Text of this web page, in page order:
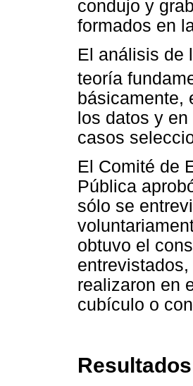
condujo y
formados en
El análisis de
teoría
básicamente,
los datos y
casos
El Comité de
Pública
sólo se
obtuvo el
realizaron en
cubículo o
Resultados